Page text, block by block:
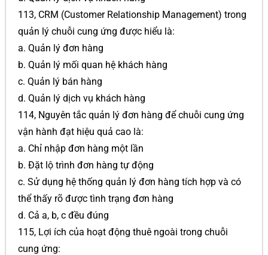
113, CRM (Customer Relationship Management) trong
quản lý chuỗi cung ứng được hiểu là:
a. Quản lý đơn hàng
b. Quản lý mối quan hệ khách hàng
c. Quản lý bán hàng
d. Quản lý dịch vụ khách hàng
114, Nguyên tắc quản lý đơn hàng để chuỗi cung ứng
vận hành đạt hiệu quả cao là:
a. Chỉ nhập đơn hàng một lần
b. Đặt lộ trình đơn hàng tự động
c. Sử dụng hệ thống quản lý đơn hàng tích hợp và có
thể thấy rõ được tình trạng đơn hàng
d. Cả a, b, c đều đúng
115, Lợi ích của hoạt động thuê ngoài trong chuỗi
cung ứng: